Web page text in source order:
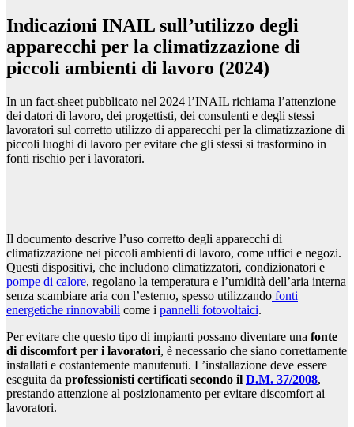
Indicazioni INAIL sull’utilizzo degli
apparecchi per la climatizzazione di
piccoli ambienti di lavoro (2024)
In un fact-sheet pubblicato nel 2024 l’INAIL richiama l’attenzione
dei datori di lavoro, dei progettisti, dei consulenti e degli stessi
lavoratori sul corretto utilizzo di apparecchi per la climatizzazione di
piccoli luoghi di lavoro per evitare che gli stessi si trasformino in
fonti rischio per i lavoratori.
Il documento descrive l’uso corretto degli apparecchi di
climatizzazione nei piccoli ambienti di lavoro, come uffici e negozi.
Questi dispositivi, che includono climatizzatori, condizionatori e
pompe di calore, regolano la temperatura e l’umidità dell’aria interna
senza scambiare aria con l’esterno, spesso utilizzando fonti
energetiche rinnovabili come i pannelli fotovoltaici.
Per evitare che questo tipo di impianti possano diventare una fonte
di discomfort per i lavoratori, è necessario che siano correttamente
installati e costantemente manutenuti. L’installazione deve essere
eseguita da professionisti certificati secondo il D.M. 37/2008,
prestando attenzione al posizionamento per evitare discomfort ai
lavoratori.